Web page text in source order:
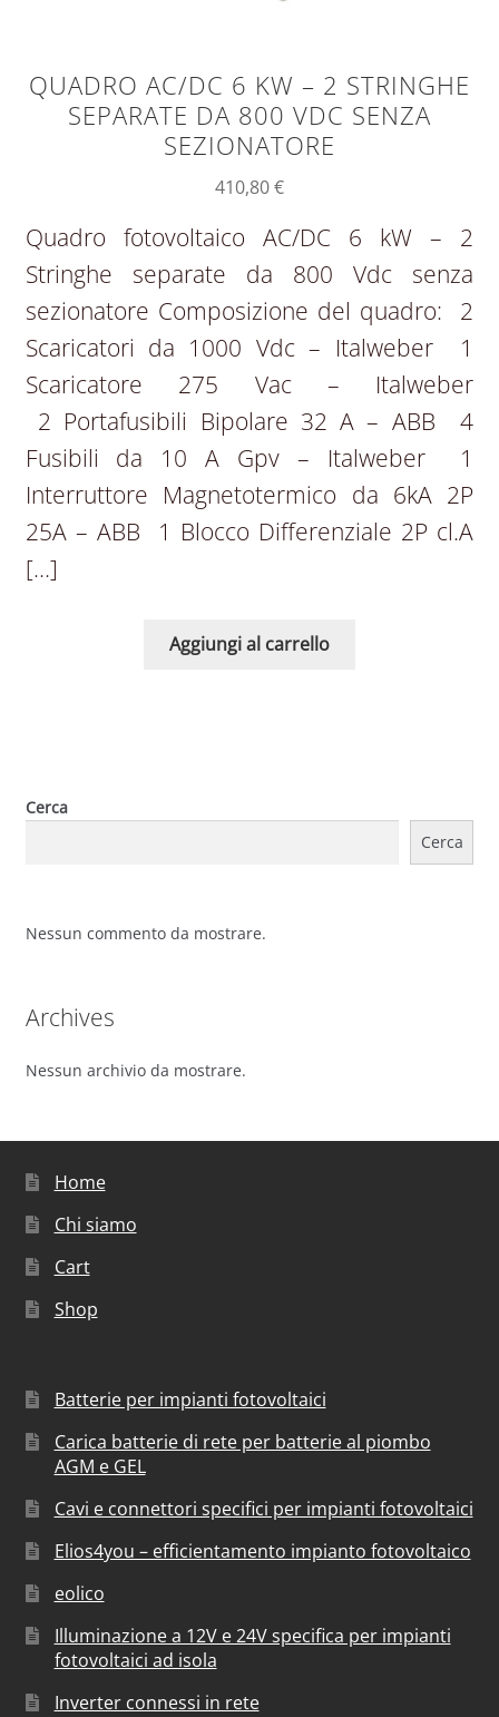
QUADRO AC/DC 6 KW – 2 STRINGHE
SEPARATE DA 800 VDC SENZA
SEZIONATORE
410,80€
Quadro fotovoltaico AC/DC 6 kW – 2
Stringhe separate da 800 Vdc senza
sezionatore Composizione del quadro: 2
Scaricatori da 1000 Vdc – Italweber 1
Scaricatore 275 Vac – Italweber
2 Portafusibili Bipolare 32 A – ABB 4
Fusibili da 10 A Gpv – Italweber 1
Interruttore Magnetotermico da 6kA 2P
25A – ABB 1 Blocco Differenziale 2P cl.A
[…]
Aggiungi al carrello
Cerca
Cerca
Nessun commento da mostrare.
Archives
Nessun archivio da mostrare.
Home
Chi siamo
Cart
Shop
Batterie per impianti fotovoltaici
Carica batterie di rete per batterie al piombo
AGM e GEL
Cavi e connettori specifici per impianti fotovoltaici
Elios4you – efficientamento impianto fotovoltaico
eolico
Illuminazione a 12V e 24V specifica per impianti
fotovoltaici ad isola
Inverter connessi in rete